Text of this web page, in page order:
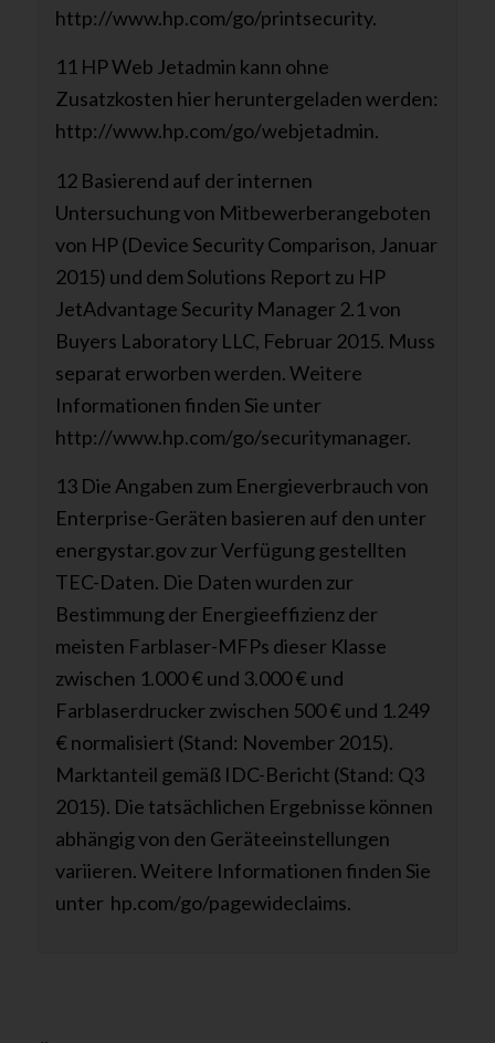
http://www.hp.com/go/printsecurity.
11 HP Web Jetadmin kann ohne
Zusatzkosten hier heruntergeladen werden:
http://www.hp.com/go/webjetadmin.
12 Basierend auf der internen
Untersuchung von Mitbewerberangeboten
von HP (Device Security Comparison, Januar
2015) und dem Solutions Report zu HP
JetAdvantage Security Manager 2.1 von
Buyers Laboratory LLC, Februar 2015. Muss
separat erworben werden. Weitere
Informationen finden Sie unter
http://www.hp.com/go/securitymanager.
13 Die Angaben zum Energieverbrauch von
Enterprise-Geräten basieren auf den unter
energystar.gov zur Verfügung gestellten
TEC-Daten. Die Daten wurden zur
Bestimmung der Energieeffizienz der
meisten Farblaser-MFPs dieser Klasse
zwischen 1.000 € und 3.000 € und
Farblaserdrucker zwischen 500 € und 1.249
€ normalisiert (Stand: November 2015).
Marktanteil gemäß IDC-Bericht (Stand: Q3
2015). Die tatsächlichen Ergebnisse können
abhängig von den Geräteeinstellungen
variieren. Weitere Informationen finden Sie
unter hp.com/go/pagewideclaims.